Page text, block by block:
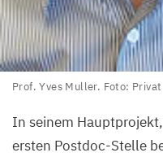
Prof.
Muller.
Foto:
Prof. Yves Muller. Foto: Privat
In seinem
ersten Postdoc-Stelle